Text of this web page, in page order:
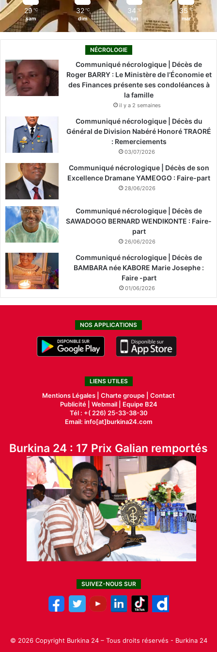
29 ℃
sam
32 ℃
dim
34 ℃
lun
35 ℃
mar
NÉCROLOGIE
Communiqué nécrologique | Décès de
Roger BARRY : Le Ministère de l’Économie et
des Finances présente ses condoléances à
la famille
il y a 2 semaines
Communiqué nécrologique | Décès du
Général de Division Nabéré Honoré TRAORÉ
: Remerciements
03/07/2026
Communiqué nécrologique | Décès de son
Excellence Dramane YAMEOGO : Faire-part
28/06/2026
Communiqué nécrologique | Décès de
SAWADOGO BERNARD WENDIKONTE : Faire-
part
26/06/2026
Communiqué nécrologique | Décès de
BAMBARA née KABORE Marie Josephe :
Faire -part
01/06/2026
NOS APPLICATIONS
LIENS UTILES
Mentions Légales | Charte groupe | Contact
Publicité| Webmail |
Equipe B24
Tél : +( 226) 25-33-38-30
Email: info[at]burkina24.com
Burkina 24 : 17 Prix Galian remportés
SUIVEZ-NOUS SUR
© 2026 Copyright Burkina 24 – Tous droits réservés - Burkina 24